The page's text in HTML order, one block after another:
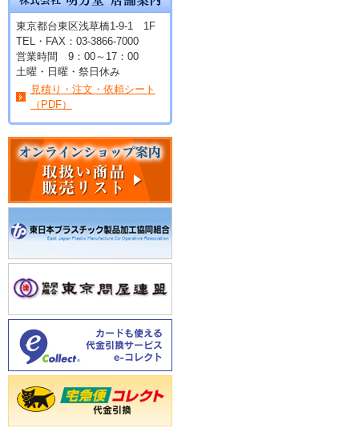
東京都台東区浅草橋1-9-1 1F
TEL・FAX：03-3866-7000
営業時間 9：00～17：00
土曜・日曜・祭日休み
見積り・注文・依頼シート
（PDF）